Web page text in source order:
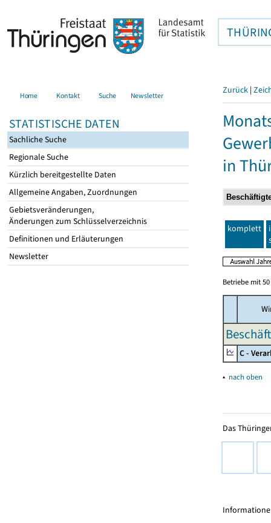
Home Kontakt Suche Newsletter
STATISTISCHE DATEN
Sachliche Suche
Regionale Suche
Kürzlich bereitgestellte Daten
Allgemeine Angaben, Zuordnungen
Gebietsveränderungen,
Änderungen zum Schlüsselverzeichnis
Definitionen und Erläuterungen
Newsletter
Zurück |
in
komplett
Betriebe mit
C -
▴ nach oben
Das